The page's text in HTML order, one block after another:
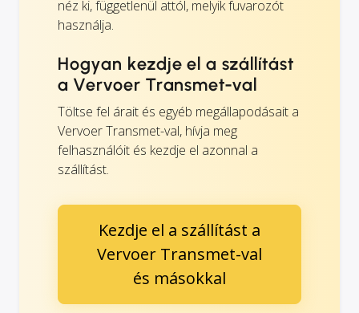
néz ki, függetlenül attól, melyik fuvarozót
használja.
Hogyan kezdje el a szállítást
a Vervoer Transmet-val
Töltse fel árait és egyéb megállapodásait a
Vervoer Transmet-val, hívja meg
felhasználóit és kezdje el azonnal a
szállítást.
Kezdje el a szállítást a
Vervoer Transmet-val
és másokkal